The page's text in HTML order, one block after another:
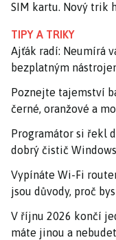
SIM kartu. Nový trik
TIPY A TRIKY
Ajťák radí: Neumírá
bezplatným
Poznejte tajemství
černé, oranžové a
Programátor si řekl
dobrý čistič
Vypínáte Wi-Fi
jsou důvody, proč
V říjnu 2026 končí
máte jinou a